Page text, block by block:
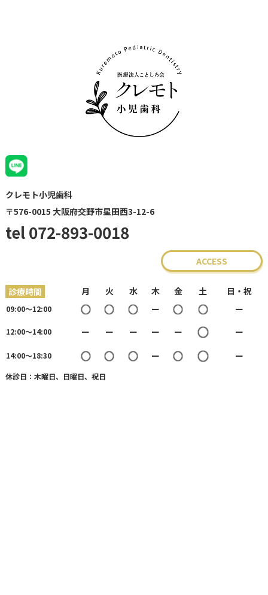
クレモト小児歯科
〒576-0015 大阪府交野市星田西3-12-6
tel 072-893-0018
ACCESS
診療時間 月 火 水 木 金 土 日・祝
09:00〜12:00 ○ ○ ○ ー ○ ○ ー
12:00〜14:00 ー ー ー ー ー ○ ー
14:00〜18:30 ○ ○ ○ ー ○ ○ ー
休診⽇：木曜⽇、日曜日、祝⽇